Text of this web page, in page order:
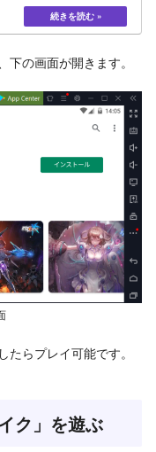
の画面が開きます。
らプレイ可能です。
ク」を遊ぶ